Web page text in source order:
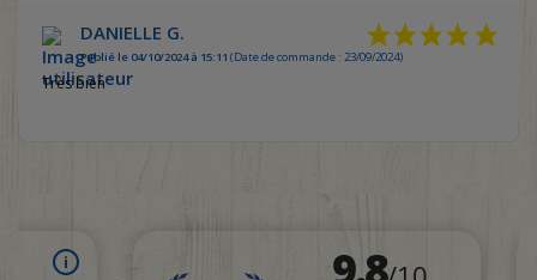
DANIELLE G.
Publié le 04/10/2024 à 15:11 (Date de commande : 23/09/2024)
Très bien